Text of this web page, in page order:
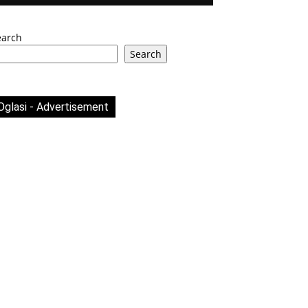
Search
- Advertisement